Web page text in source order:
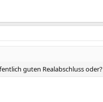
guten Realabschluss oder?